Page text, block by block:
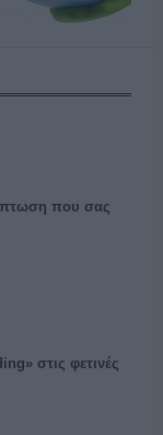
που σας
στις φετινές